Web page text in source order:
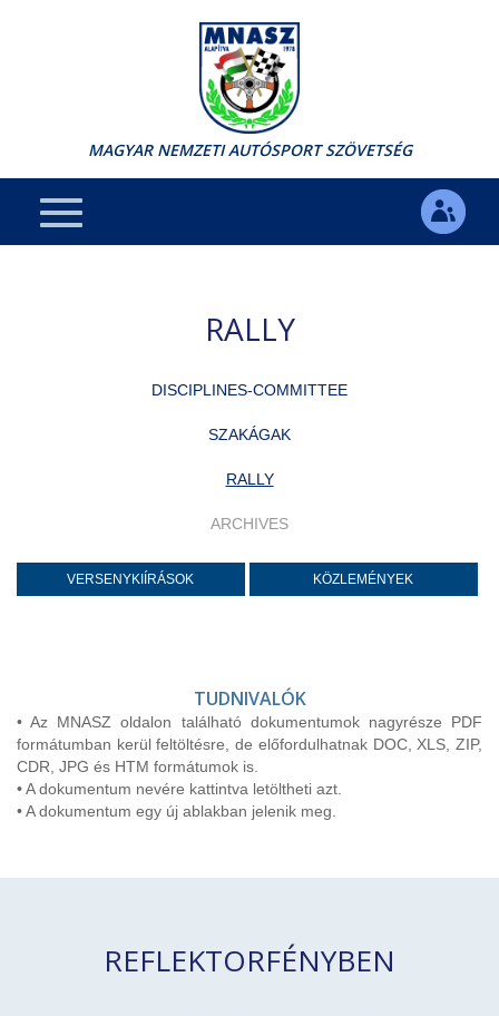
MAGYAR NEMZETI AUTÓSPORT SZÖVETSÉG
RALLY
DISCIPLINES-COMMITTEE
SZAKÁGAK
RALLY
ARCHIVES
VERSENYKIÍRÁSOK KÖZLEMÉNYEK
TUDNIVALÓK
• Az MNASZ oldalon található dokumentumok nagyrésze PDF
formátumban kerül feltöltésre, de előfordulhatnak DOC, XLS, ZIP,
CDR, JPG és HTM formátumok is.
• A dokumentum nevére kattintva letöltheti azt.
• A dokumentum egy új ablakban jelenik meg.
REFLEKTORFÉNYBEN